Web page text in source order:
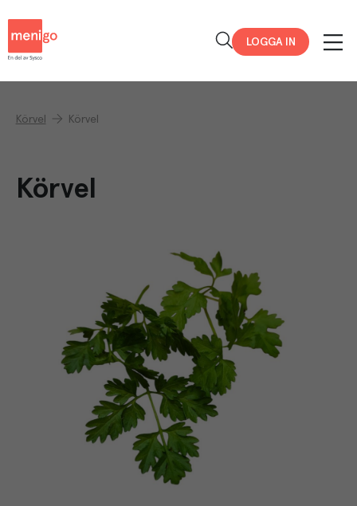
LOGGA IN
Körvel Körvel
Körvel